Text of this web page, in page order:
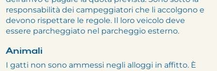
responsabilità dei campeggiatori che li accolgono e
devono rispettare le regole. Il loro veicolo deve
essere parcheggiato nel parcheggio esterno.
Animali
I gatti non sono ammessi negli alloggi in affitto. È